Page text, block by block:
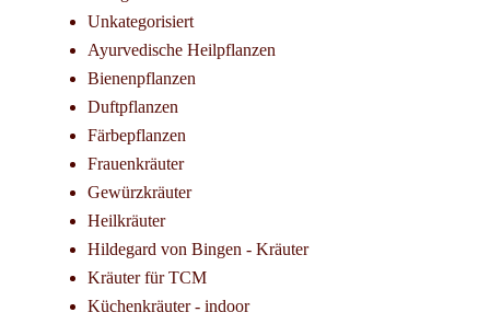
Unkategorisiert
Ayurvedische Heilpflanzen
Bienenpflanzen
Duftpflanzen
Färbepflanzen
Frauenkräuter
Gewürzkräuter
Heilkräuter
Hildegard von Bingen - Kräuter
Kräuter für TCM
Küchenkräuter - indoor